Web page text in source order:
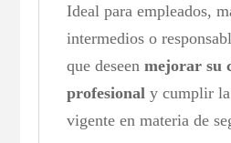
Ideal para empleados,
intermedios o
que deseenmejorar su
profesional y cumplir
vigente en materia de